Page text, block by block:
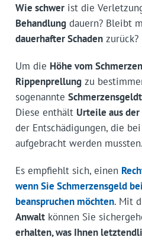
Wie schwerist die
Behandlungdauern? Bleibt
dauerhafter Schadenzurück?
Um die Höhe vom
Rippenprellungzu
sogenannte
Diese enthält Urteile aus
der Entschädigungen, die bei
aufgebracht werden mussten.
Es empfiehlt sich, einen
wenn Sie Schmerzensgeld
beanspruchen möchten. Mit
Anwaltkönnen Sie
erhalten, was Ihnen